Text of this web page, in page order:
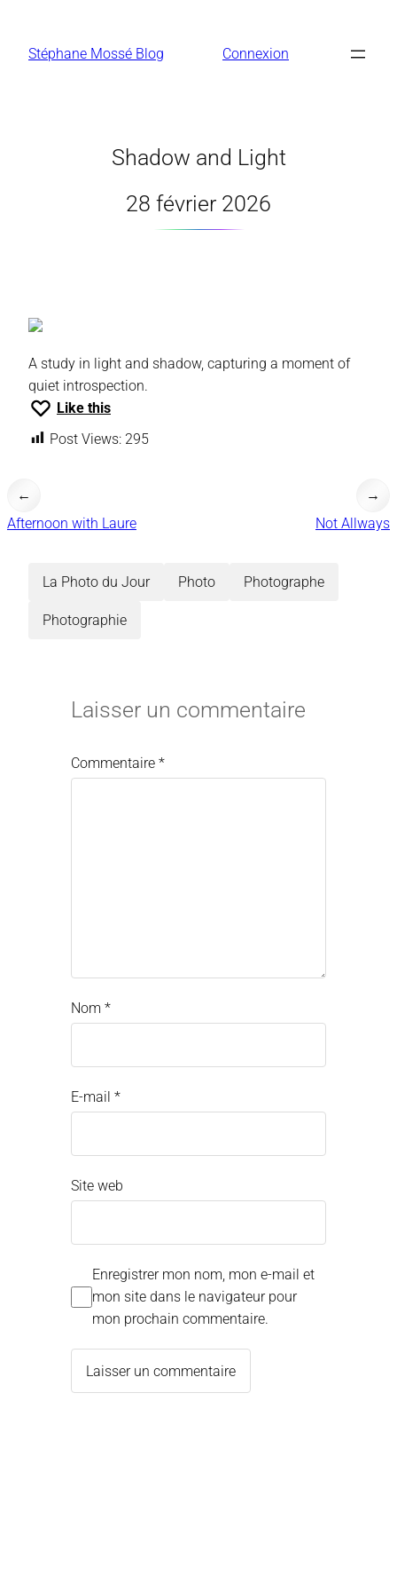
contenu
Stéphane Mossé Blog Connexion
Shadow and Light
28 février 2026
A study in light and shadow, capturing a moment of
quiet introspection.
Like this
Post Views: 295
←
Afternoon with Laure
Not Allways
→
La Photo du Jour Photo Photographe
Photographie
Laisser un commentaire
Commentaire *
Nom *
E-mail *
Site web
Enregistrer mon nom, mon e-mail et
mon site dans le navigateur pour
mon prochain commentaire.